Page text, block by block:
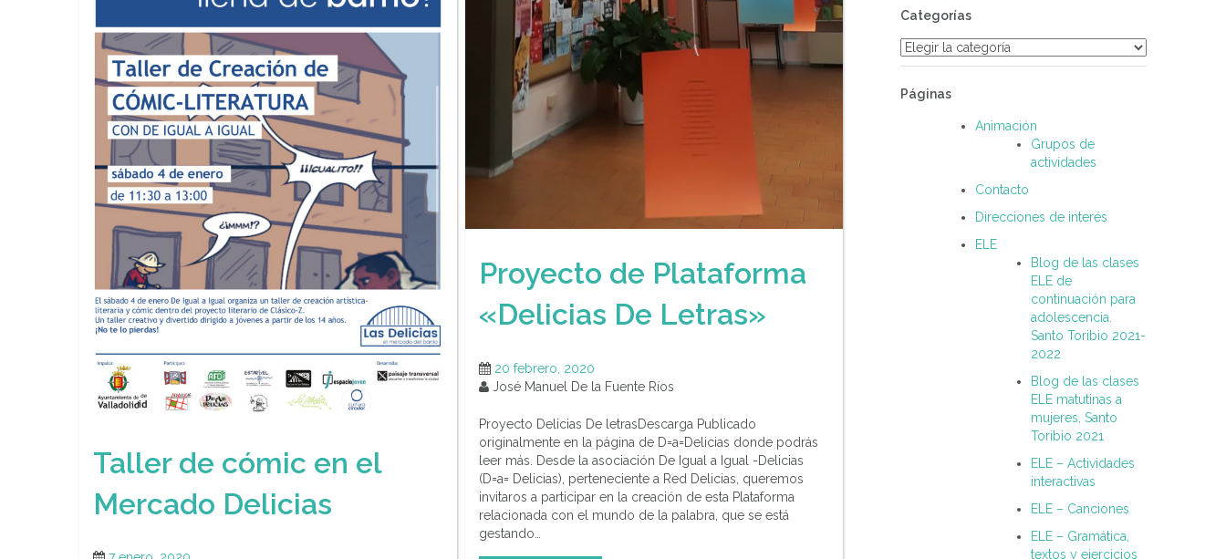
Proyecto de Plataforma
«Delicias De Letras»
20 febrero, 2020
José Manuel De la Fuente Ríos
Proyecto Delicias De letrasDescarga Publicado
originalmente en la página de D=a=Delicias donde podrás
leer más. Desde la asociación De Igual a Igual -Delicias
(D=a= Delicias), perteneciente a Red Delicias, queremos
invitaros a participar en la creación de esta Plataforma
relacionada con el mundo de la palabra, que se está
gestando…
Taller de cómic en el
Mercado Delicias
Categorías
Categorías
Páginas
Animación
Grupos de
actividades
Contacto
Direcciones de interés
ELE
Blog de las clases
ELE de
continuación para
adolescencia.
Santo Toribio 2021-
2022
Blog de las clases
ELE matutinas a
mujeres, Santo
Toribio 2021
ELE – Actividades
interactivas
ELE – Canciones
ELE – Gramática,
textos y ejercicios